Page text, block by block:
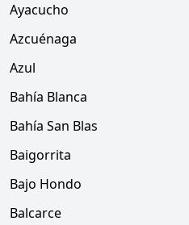
Ayacucho
Azcuénaga
Azul
Bahía Blanca
Bahía San Blas
Baigorrita
Bajo Hondo
Balcarce